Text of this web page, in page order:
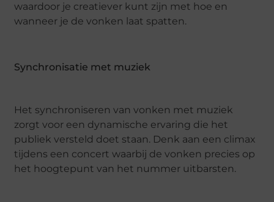
waardoor je creatiever kunt zijn met hoe en
wanneer je de vonken laat spatten.
Synchronisatie met muziek
Het synchroniseren van vonken met muziek
zorgt voor een dynamische ervaring die het
publiek versteld doet staan. Denk aan een climax
tijdens een concert waarbij de vonken precies op
het hoogtepunt van het nummer uitbarsten.